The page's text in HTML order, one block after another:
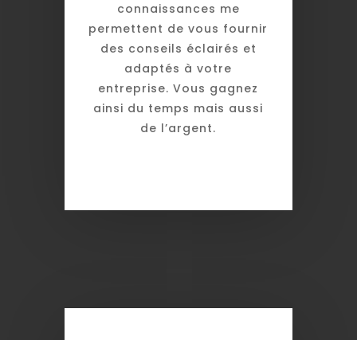
connaissances me
permettent de vous fournir
des conseils éclairés et
adaptés à votre
entreprise. Vous gagnez
ainsi du temps mais aussi
de l’argent.